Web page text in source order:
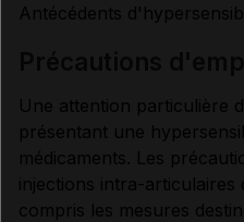
Antécédents
Une attention particulière
présentant une
médicaments. Les
injections intra-articulaires
compris les mesures